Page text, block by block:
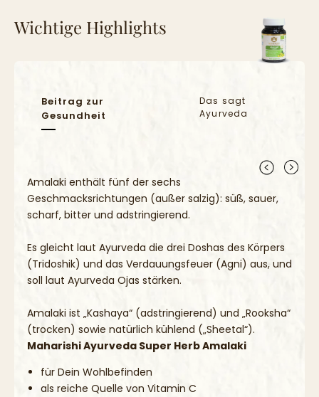
2 x täglich 1 tablette mit Wasser
Wichtig: Nahrungsergänzungsmittel sollten nicht als Ersatz für eine
ausgewogene und abwechslungsreiche Ernährung und eine
Wichtige Highlights
Beitrag zur
Gesundheit
Das sagt
Ayurveda
Amalaki enthält fünf der sechs
Geschmacksrichtungen (außer salzig): süß, sauer,
scharf, bitter und adstringierend.
Es gleicht laut Ayurveda die drei Doshas des Körpers
(Tridoshik) und das Verdauungsfeuer (Agni) aus, und
soll laut Ayurveda Ojas stärken.
Amalaki ist „Kashaya“ (adstringierend) und „Rooksha“
(trocken) sowie natürlich kühlend („Sheetal“).
Maharishi Ayurveda Super Herb Amalaki
für Dein Wohlbefinden
als reiche Quelle von Vitamin C